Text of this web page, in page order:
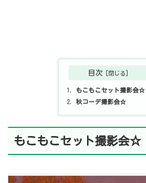
目次
もこもこセット撮影会☆
秋コーデ撮影会☆
もこもこセット撮影会☆